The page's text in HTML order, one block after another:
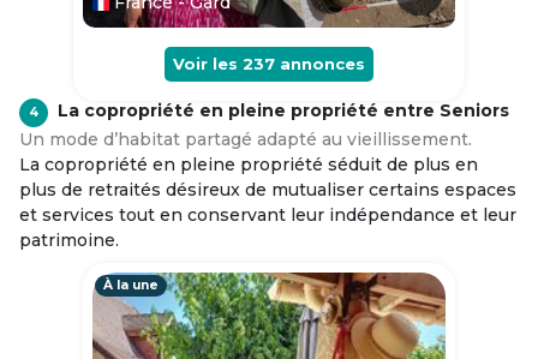
Voir les 237 annonces
4
La copropriété en pleine propriété entre Seniors
Un mode d’habitat partagé adapté au vieillissement.
La copropriété en pleine propriété séduit de plus en
plus de retraités désireux de mutualiser certains espaces
et services tout en conservant leur indépendance et leur
patrimoine.
À la une